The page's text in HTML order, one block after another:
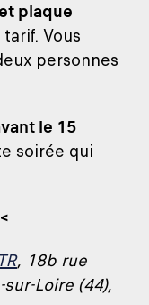
plaque
Vous
personnes
le 15
soirée qui
, 18b rue
Loire (44),